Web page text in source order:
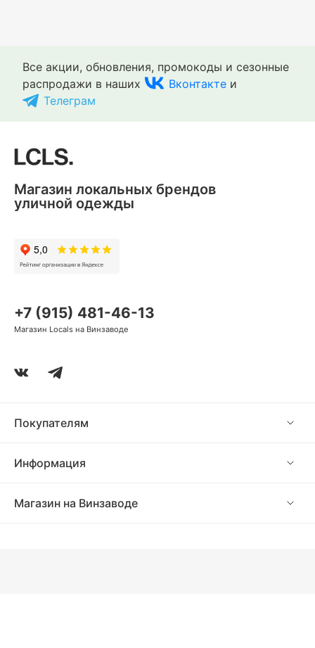
Все акции, обновления, промокоды и сезонные
распродажи в наших
Вконтакте и
Телеграм
Покупателям
Информация
Магазин на Винзаводе
+7 (915) 481-46-13
Магазин Locals на Винзаводе
Магазин локальных брендов
уличной одежды